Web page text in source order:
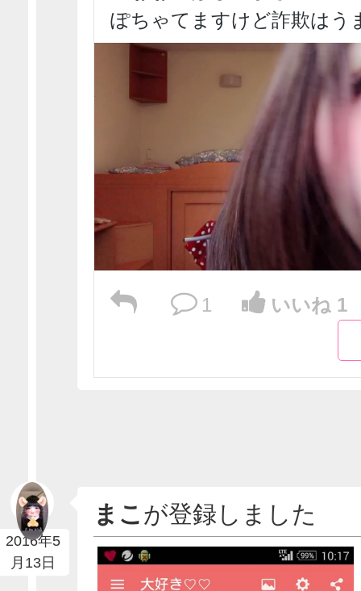
ぽちゃてますけど詐欺はう
1 いいね 1
2016年5
月13日
まこが登録しました